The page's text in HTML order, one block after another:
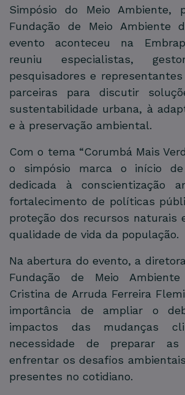
Simpósio do Meio Ambiente,
Fundação de Meio Ambiente
evento aconteceu na
reuniu especialistas,
pesquisadores e
parceiras para discutir
sustentabilidade urbana, à
e à preservação ambiental.
Com o tema “Corumbá Mais
o simpósio marca o início
dedicada à conscientização
fortalecimento de políticas
proteção dos recursos naturais
qualidade de vida da população.
Na abertura do evento, a
Fundação de Meio
Cristina de Arruda Ferreira
importância de ampliar o
impactos das mudanças
necessidade de preparar
enfrentar os desafios
presentes no cotidiano.